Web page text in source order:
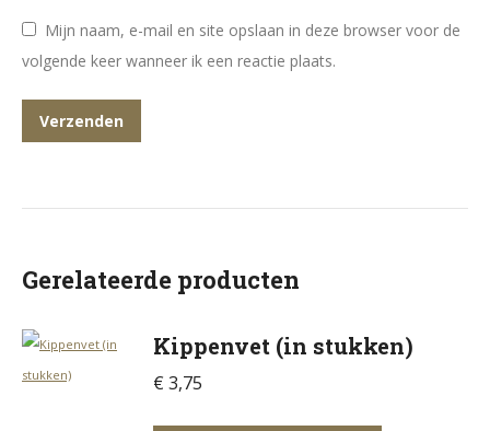
Mijn naam, e-mail en site opslaan in deze browser voor de
volgende keer wanneer ik een reactie plaats.
Gerelateerde producten
Kippenvet (in stukken)
€ 3,75